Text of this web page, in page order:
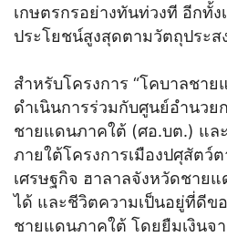
เกษตรกรอย่างทันท่วงที อีกทั้ง
ประโยชน์สูงสุดตามวัตถุประส
สำหรับโครงการ “โคบาลชา
ดำเนินการร่วมกับศูนย์อำนวย
ชายแดนภาคใต้ (ศอ.บต.) แล
ภายใต้โครงการเมืองปศุสัตว์
เศรษฐกิจ ฮาลาลจังหวัดชาย
ได้ และชีวิตความเป็นอยู่ที่ดีข
ชายแดนภาคใต้ โดยยืมเงินจ